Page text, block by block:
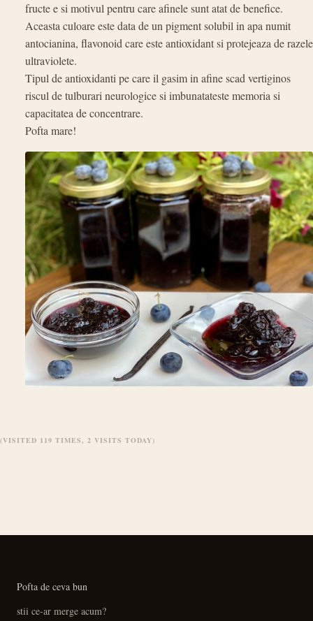
fructe e si motivul pentru care afinele sunt atat de benefice.
Aceasta culoare este data de un pigment solubil in apa numit
antocianina, flavonoid care este antioxidant si protejeaza de razele
ultraviolete.
Tipul de antioxidanti pe care il gasim in afine scad vertiginos
riscul de tulburari neurologice si imbunatateste memoria si
capacitatea de concentrare.
Pofta mare!
(VISITED 119 TIMES, 2 VISITS TODAY)
Pofta de ceva bun
stii ce-ar merge acum?